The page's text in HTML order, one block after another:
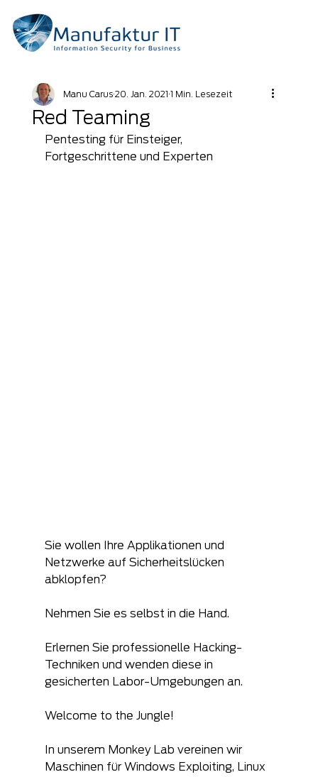
Red Teaming
Manu Carus 20. Jan. 2021 1 Min. Lesezeit
Pentesting für Einsteiger,
Fortgeschrittene und Experten
Sie wollen Ihre Applikationen und
Netzwerke auf Sicherheitslücken
abklopfen?
Nehmen Sie es selbst in die Hand.
Erlernen Sie professionelle Hacking-
Techniken und wenden diese in
gesicherten Labor-Umgebungen an.
Welcome to the Jungle!
In unserem Monkey Lab vereinen wir
Maschinen für Windows Exploiting, Linux